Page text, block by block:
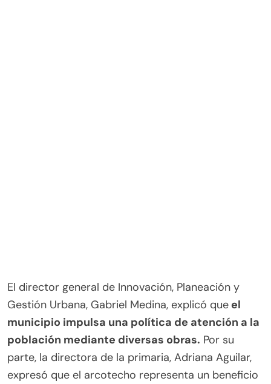
El director general de Innovación, Planeación y
Gestión Urbana, Gabriel Medina, explicó que el
municipio impulsa una política de atención a la
población mediante diversas obras. Por su
parte, la directora de la primaria, Adriana Aguilar,
expresó que el arcotecho representa un beneficio